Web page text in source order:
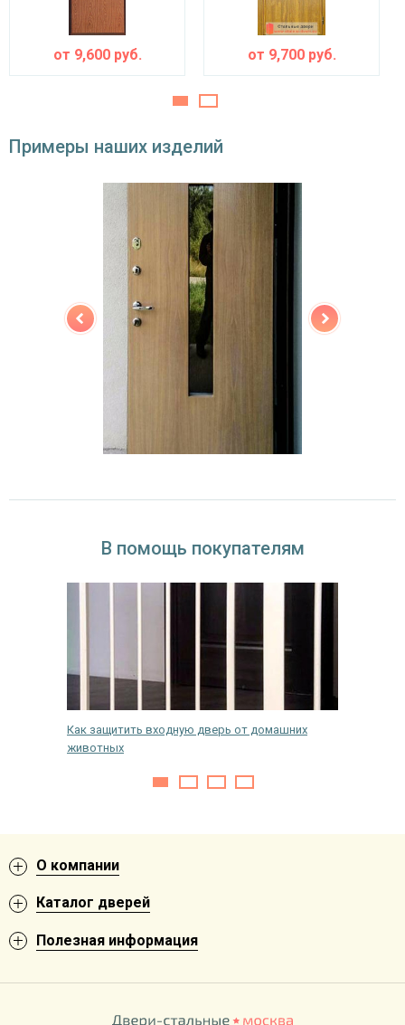
открывания
от 9,600руб. от 9,700руб.
Примеры наших изделий
В помощь покупателям
Как защитить входную дверь от домашних
животных
О компании
Каталог дверей
Полезная информация